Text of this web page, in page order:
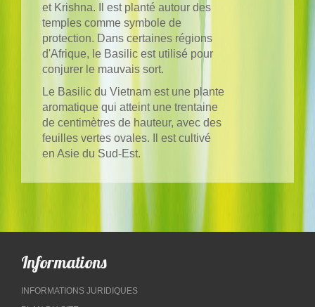
et Krishna. Il est planté autour des
temples comme symbole de
protection. Dans certaines régions
d'Afrique, le Basilic est utilisé pour
conjurer le mauvais sort.
Le Basilic du Vietnam est une plante
aromatique qui atteint une trentaine
de centimètres de hauteur, avec des
feuilles vertes ovales. Il est cultivé
en Asie du Sud-Est.
Informations
INFORMATIONS JURIDIQUES